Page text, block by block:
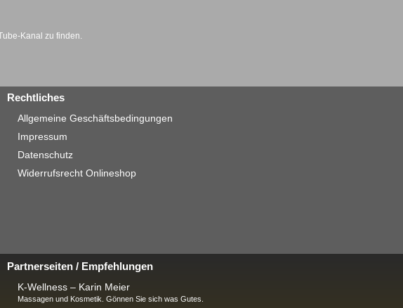
Kanal zu finden.
Rechtliches
Allgemeine Geschäftsbedingungen
Impressum
Datenschutz
Widerrufsrecht Onlineshop
Partnerseiten / Empfehlungen
K-Wellness – Karin Meier
Massagen und Kosmetik. Gönnen Sie sich was Gutes.